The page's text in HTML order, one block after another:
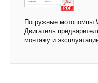
Погружные мотопомпы
Двигатель
монтажу и